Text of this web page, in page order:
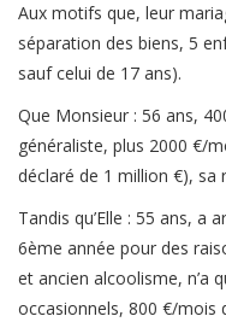
Aux motifs que, leur
séparation des biens, 5
sauf celui de 17 ans).
Que Monsieur : 56 ans,
généraliste, plus 2000 €/
déclaré de 1 million €), sa
Tandis qu’Elle : 55 ans, a
6ème année pour des
et ancien alcoolisme, n’a
occasionnels, 800 €/mois